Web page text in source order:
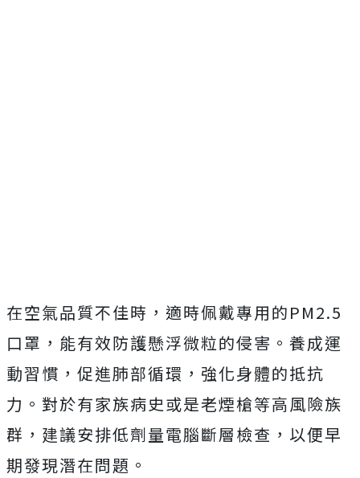
在空氣品質不佳時，適時佩戴專用的PM2.5
口罩，能有效防護懸浮微粒的侵害。養成運
動習慣，促進肺部循環，強化身體的抵抗
力。對於有家族病史或是老煙槍等高風險族
群，建議安排低劑量電腦斷層檢查，以便早
期發現潛在問題。